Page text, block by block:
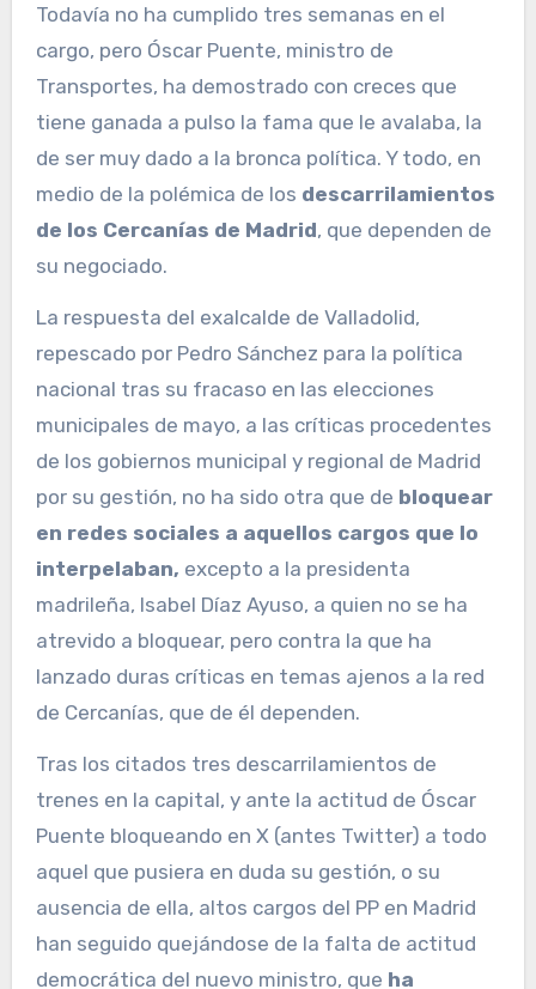
Todavía no ha cumplido tres semanas en el
cargo, pero Óscar Puente, ministro de
Transportes, ha demostrado con creces que
tiene ganada a pulso la fama que le avalaba, la
de ser muy dado a la bronca política. Y todo, en
medio de la polémica de los descarrilamientos
de los Cercanías de Madrid, que dependen de
su negociado.
La respuesta del exalcalde de Valladolid,
repescado por Pedro Sánchez para la política
nacional tras su fracaso en las elecciones
municipales de mayo, a las críticas procedentes
de los gobiernos municipal y regional de Madrid
por su gestión, no ha sido otra que de bloquear
en redes sociales a aquellos cargos que lo
interpelaban, excepto a la presidenta
madrileña, Isabel Díaz Ayuso, a quien no se ha
atrevido a bloquear, pero contra la que ha
lanzado duras críticas en temas ajenos a la red
de Cercanías, que de él dependen.
Tras los citados tres descarrilamientos de
trenes en la capital, y ante la actitud de Óscar
Puente bloqueando en X (antes Twitter) a todo
aquel que pusiera en duda su gestión, o su
ausencia de ella, altos cargos del PP en Madrid
han seguido quejándose de la falta de actitud
democrática del nuevo ministro, que ha